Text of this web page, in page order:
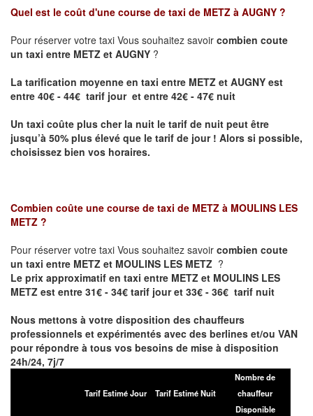
Quel est le coût d'une course de taxi de METZ à AUGNY ?
Pour réserver votre taxi Vous souhaitez savoir combien coute
un taxi entre METZ et AUGNY ?
La tarification moyenne en taxi entre METZ et AUGNY est
entre 40€ - 44€ tarif jour et entre 42€ - 47€ nuit
Un taxi coûte plus cher la nuit le tarif de nuit peut être
jusqu’à 50% plus élevé que le tarif de jour ! Alors si possible,
choisissez bien vos horaires.
Combien coûte une course de taxi de METZ à MOULINS LES
METZ ?
Pour réserver votre taxi Vous souhaitez savoir combien coute
un taxi entre METZ et MOULINS LES METZ ?
Le prix approximatif en taxi entre METZ et MOULINS LES
METZ est entre 31€ - 34€ tarif jour et 33€ - 36€ tarif nuit
Nous mettons à votre disposition des chauffeurs
professionnels et expérimentés avec des berlines et/ou VAN
pour répondre à tous vos besoins de mise à disposition
24h/24, 7j/7
Tarif Estimé Jour Tarif Estimé Nuit
Nombre de
chauffeur
Disponible